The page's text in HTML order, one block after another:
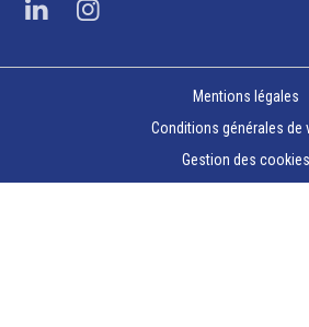
Mentions légales
Conditions générales de
Gestion des cookies